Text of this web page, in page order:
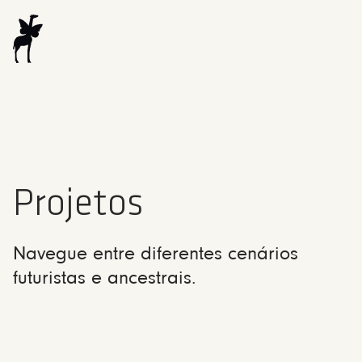
Projetos
Navegue entre diferentes cenários
futuristas e ancestrais.